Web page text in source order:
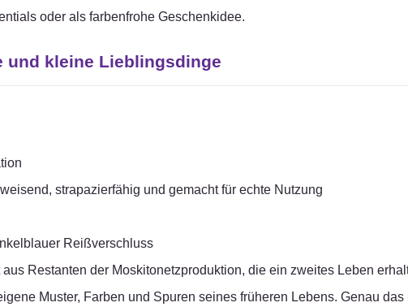
oder als farbenfrohe Geschenkidee.
und kleine Lieblingsdinge
strapazierfähig und gemacht für echte Nutzung
Reißverschluss
Restanten der Moskitonetzproduktion, die ein zweites Leben
Muster, Farben und Spuren seines früheren Lebens. Genau